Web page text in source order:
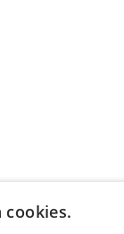
cookies.